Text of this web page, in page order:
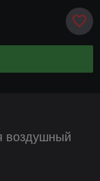
воздушный